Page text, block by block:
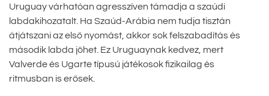
Uruguay várhatóan agresszíven támadja a szaúdi
labdakihozatalt. Ha Szaúd-Arábia nem tudja tisztán
átjátszani az első nyomást, akkor sok felszabadítás és
második labda jöhet. Ez Uruguaynak kedvez, mert
Valverde és Ugarte típusú játékosok fizikailag és
ritmusban is erősek.